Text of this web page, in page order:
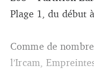
Plage 1, du début
Comme de
l’Ircam,